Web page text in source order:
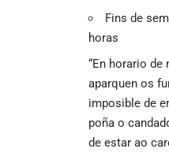
Fins de
horas
“En horario de
aparquen os
imposible de
poña o
de estar ao